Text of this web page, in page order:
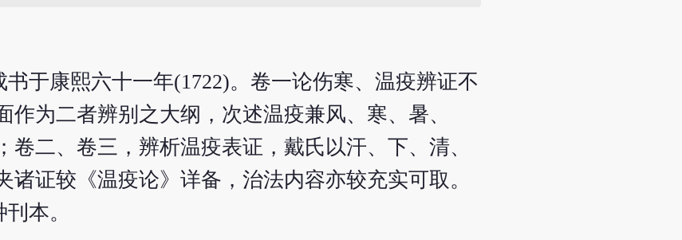
于康熙六十一年(1722)。卷一论伤寒、温疫辨证不
为二者辨别之大纲，次述温疫兼风、寒、暑、
二、卷三，辨析温疫表证，戴氏以汗、下、清、
证较《温疫论》详备，治法内容亦较充实可取。
本。